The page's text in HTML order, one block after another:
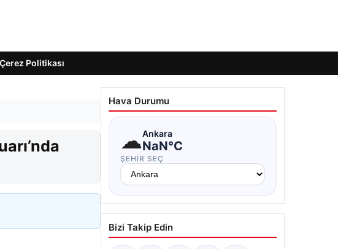
Çerez Politikası
Hava Durumu
☁Ankara
NaN°C
ŞEHIR SEÇ
Bizi Takip Edin